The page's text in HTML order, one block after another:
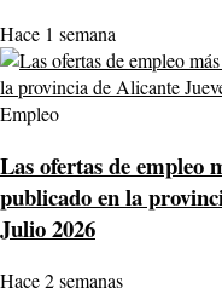
Hace 1 semana
Empleo
Las ofertas de empleo
publicado en la
Julio 2026
Hace 2 semanas